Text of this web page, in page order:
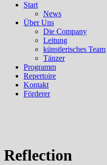
Start
News
Über Uns
Die Company
Leitung
künstlerisches Team
Tänzer
Programm
Repertoire
Kontakt
Förderer
Reflection